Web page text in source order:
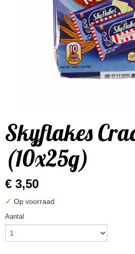
Skyflakes
(10x25g)
€ 3,50
✓ Op voorraad
Aantal